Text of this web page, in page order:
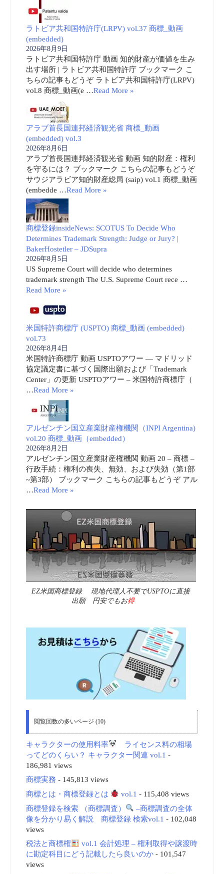
ラトビア共和国特許庁(LRPV) vol.37 商標_動画
(embedded)
2026年8月9日
ラトビア共和国特許庁 動画 知的財産が価値を生み
出す場所 | ラトビア共和国特許庁 ブックマーク こ
ちらの記事もどうぞ ラトビア共和国特許庁(LRPV)
vol.8 商標_動画(e …Read More »
アラブ首長国連邦経済観光省 商標_動画
(embedded) vol.3
2026年8月6日
アラブ首長国連邦経済観光省 動画 知的財産：権利
を守るには？ ブックマーク こちらの記事もどうぞ
サウジアラビア知的財産総局 (saip) vol.1 商標_動画
(embedde …Read More »
商標登録insideNews: SCOTUS To Decide Who
Determines Trademark Strength: Judge or Jury? |
BakerHostetler – JDSupra
2026年8月5日
US Supreme Court will decide who determines
trademark strength The U.S. Supreme Court rece …
Read More »
米国特許商標庁 (USPTO) 商標_動画 (embedded)
vol.73
2026年8月4日
米国特許商標庁 動画 USPTOアワー ― マドリッド
協定議定書に基づく国際出願および「Trademark
Center」の更新 USPTOアワー – 米国特許商標庁（
…Read More »
アルゼンチン国立産業財産権機関（INPI Argentina)
vol.20 商標_動画（embedded）
2026年8月2日
アルゼンチン国立産業財産権機関 動画 20 – 商標 –
行政手続：権利の喪失、無効、および失効（第1部
~第3部） ブックマーク こちらの記事もどうぞ アル
…Read More »
EZ米国商標登録 現地代理人不要でUSPTOに直接
出願 円安でもお得
閲覧回数の多いページ (10)
キャラクターの使用料率
ライセンス料の相場
ってどのくらい？ キャラクター関連 vol.1 -
186,981 views
商標実務 - 145,813 views
商標とは・商標登録とは
vol.1 - 115,408 views
商標登録を検索 （商標調査）
–商標調査の全体
像を分かり易く解説 商標登録 検索vol.1 - 102,048
views
税法と商標権
vol.1 会計処理 – 権利取得や譲渡時
に勘定科目にどう記載したら良いのか- 101,547
views